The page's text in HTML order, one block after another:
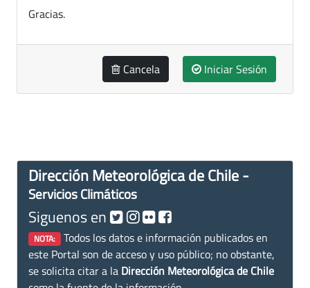
Gracias.
Cancela Iniciar Sesión
Dirección Meteorológica de Chile -
Servicios Climáticos
Siguenos en
NOTA: Todos los datos e información publicados en
este Portal son de acceso y uso público; no obstante,
se solicita citar a la Dirección Meteorológica de Chile